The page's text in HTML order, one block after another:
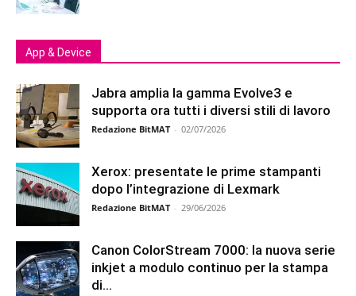
App & Device
Jabra amplia la gamma Evolve3 e
supporta ora tutti i diversi stili di lavoro
Redazione BitMAT - 02/07/2026
Xerox: presentate le prime stampanti
dopo l’integrazione di Lexmark
Redazione BitMAT - 29/06/2026
Canon ColorStream 7000: la nuova serie
inkjet a modulo continuo per la stampa
di...